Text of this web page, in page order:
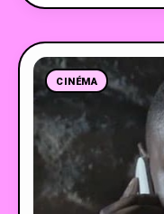
CINÉMA